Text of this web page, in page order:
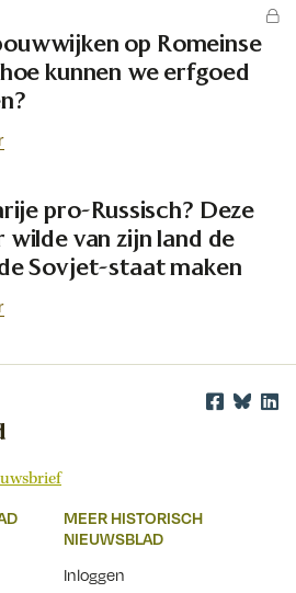
op Romeinse
kunnen we erfgoed
pro-Russisch? Deze
wilde van zijn land de
Sovjet-staat maken
MEER HISTORISCH
NIEUWSBLAD
Inloggen